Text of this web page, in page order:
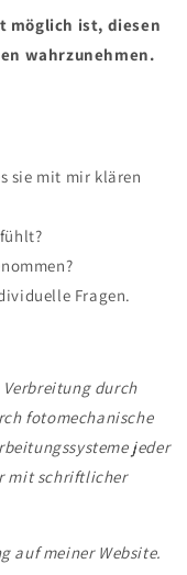
möglich ist, diesen
wahrzunehmen.
sie mit mir klären
Fragen.
durch
fotomechanische
jeder
mit schriftlicher
auf meiner Website.